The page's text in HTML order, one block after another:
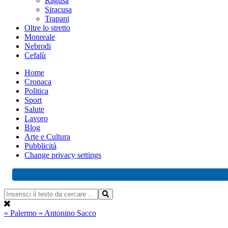
Siracusa
Trapani
Oltre lo stretto
Monreale
Nebrodi
Cefalù
Home
Cronaca
Politica
Sport
Salute
Lavoro
Blog
Arte e Cultura
Pubblicità
Change privacy settings
» Palermo » Antonino Sacco